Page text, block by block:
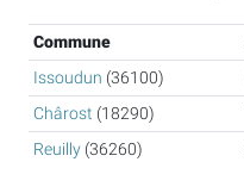
Commune
Issoudun (36100)
Chârost (18290)
Reuilly (36260)